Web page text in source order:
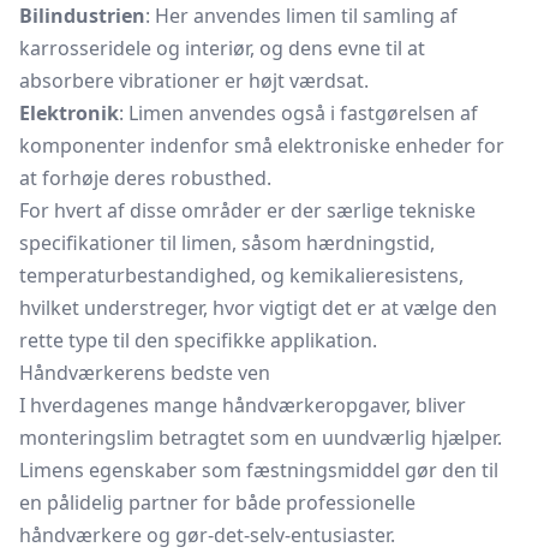
Bilindustrien: Her anvendes limen til samling af
karrosseridele og interiør, og dens evne til at
absorbere vibrationer er højt værdsat.
Elektronik: Limen anvendes også i fastgørelsen af
komponenter indenfor små elektroniske enheder for
at forhøje deres robusthed.
For hvert af disse områder er der særlige tekniske
specifikationer til limen, såsom hærdningstid,
temperaturbestandighed, og kemikalieresistens,
hvilket understreger, hvor vigtigt det er at vælge den
rette type til den specifikke applikation.
Håndværkerens bedste ven
I hverdagenes mange håndværkeropgaver, bliver
monteringslim betragtet som en uundværlig hjælper.
Limens egenskaber som fæstningsmiddel gør den til
en pålidelig partner for både professionelle
håndværkere og gør-det-selv-entusiaster.